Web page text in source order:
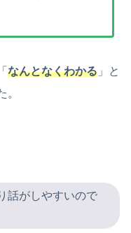
なんとなくわかる 」と
。
話がしやすいので